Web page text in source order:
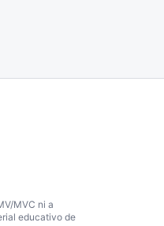
MVC ni a
educativo de